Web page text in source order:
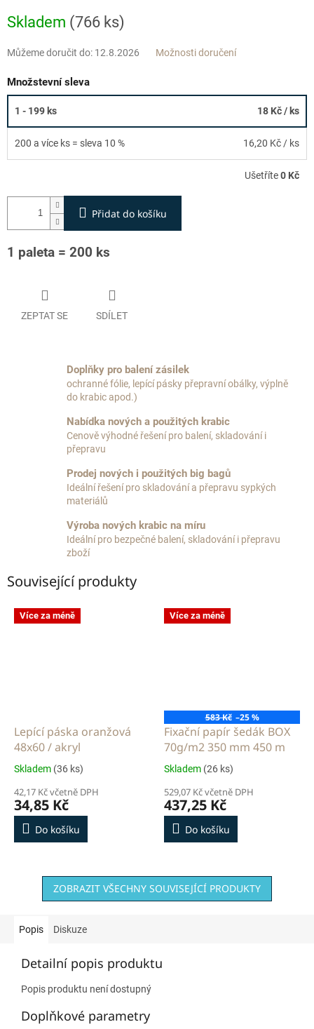
cena:
Skladem (766 ks)
Můžeme doručit do: 12.8.2026 Možnosti doručení
Množstevní sleva
1 - 199 ks 18 Kč/ ks
200 a více ks = sleva 10 % 16,20 Kč / ks
Ušetříte0 Kč
Přidat do košíku
1 paleta = 200 ks
ZEPTAT SE SDÍLET
Doplňky pro balení zásilek
ochranné fólie, lepící pásky přepravní obálky, výplně
do krabic apod.)
Nabídka nových a použitých krabic
Cenově výhodné řešení pro balení, skladování i
přepravu
Prodej nových i použitých big bagů
Ideální řešení pro skladování a přepravu sypkých
materiálů
Výroba nových krabic na míru
Ideální pro bezpečné balení, skladování i přepravu
zboží
Související produkty
Více za méně
Lepící páska oranžová
48x60 / akryl
Skladem (36 ks)
42,17 Kč včetně DPH
34,85 Kč
Do košíku
Více za méně
583 Kč –25 %
Fixační papír šedák BOX
70g/m2 350 mm 450 m
Skladem (26 ks)
529,07 Kč včetně DPH
437,25 Kč
Do košíku
ZOBRAZIT VŠECHNY SOUVISEJÍCÍ PRODUKTY
Popis Diskuze
Detailní popis produktu
Popis produktu není dostupný
Doplňkové parametry